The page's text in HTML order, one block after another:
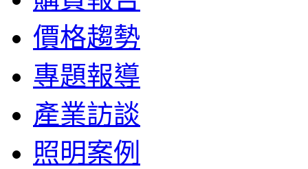
價格趨勢
專題報導
產業訪談
照明案例